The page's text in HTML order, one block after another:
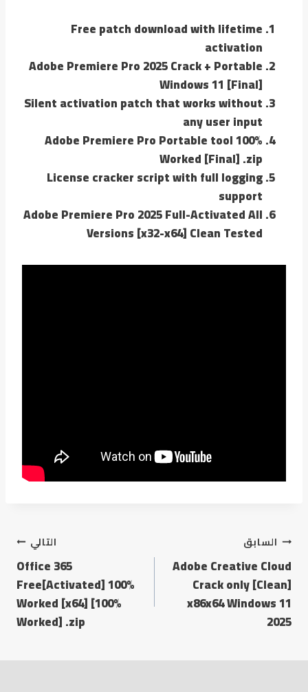
Free patch download with lifetime
activation
Adobe Premiere Pro 2025 Crack + Portable
Windows 11 [Final]
Silent activation patch that works without
any user input
Adobe Premiere Pro Portable tool 100%
Worked [Final] .zip
License cracker script with full logging
support
Adobe Premiere Pro 2025 Full-Activated All
Versions [x32-x64] Clean Tested
السابق
Adobe Creative Cloud
Crack only [Clean]
x86x64 Windows 11
2025
التالي
Office 365
Free[Activated] 100%
Worked [x64] [100%
Worked] .zip